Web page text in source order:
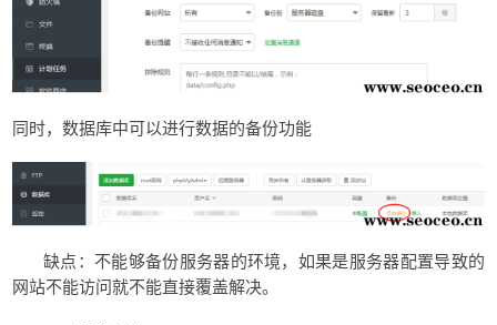
同时，数据库中可以进行数据的备份功能
缺点：不能够备份服务器的环境，如果是服务器配置导致的
网站不能访问就不能直接覆盖解决。